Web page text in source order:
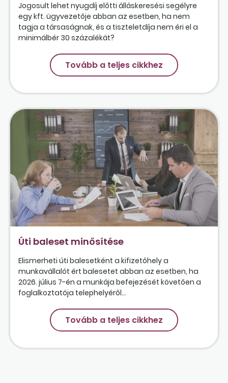
Jogosult lehet nyugdíj előtti álláskeresési segélyre
egy kft. ügyvezetője abban az esetben, ha nem
tagja a társaságnak, és a tiszteletdíja nem éri el a
minimálbér 30 százalékát?
Tovább a teljes cikkhez
Úti baleset minősítése
Elismerheti úti balesetként a kifizetőhely a
munkavállalót ért balesetet abban az esetben, ha
2026. július 7-én a munkája befejezését követően a
foglalkoztatója telephelyéről...
Tovább a teljes cikkhez